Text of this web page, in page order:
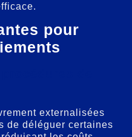
pour
externalisées
de déléguer certaines